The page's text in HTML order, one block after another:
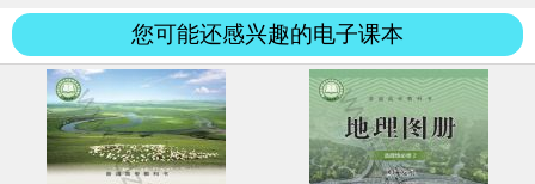
您可能还感兴趣的电子课本